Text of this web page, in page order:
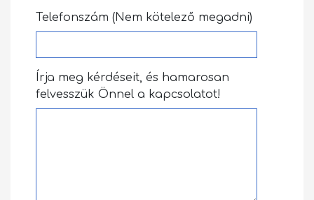
Telefonszám (Nem kötelező megadni)
Írja meg kérdéseit, és hamarosan
felvesszük Önnel a kapcsolatot!